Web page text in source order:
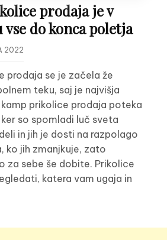
prodaja je v
do konca poletja
2022
prodaja se je začela že
teku, saj je najvišja
prikolice prodaja poteka
so spomladi luč sveta
in jih je dosti na razpolago
ko jih zmanjkuje, zato
za sebe še dobite. Prikolice
katera vam ugaja in